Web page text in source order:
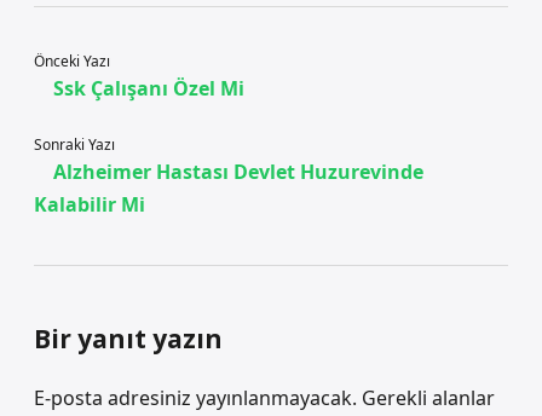
Önceki Yazı
Ssk Çalışanı Özel Mi
Sonraki Yazı
Alzheimer Hastası Devlet Huzurevinde
Kalabilir Mi
Bir yanıt yazın
E-posta adresiniz yayınlanmayacak. Gerekli alanlar